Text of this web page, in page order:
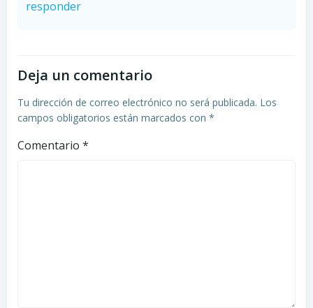
responder
Deja un comentario
Tu dirección de correo electrónico no será publicada. Los
campos obligatorios están marcados con *
Comentario *